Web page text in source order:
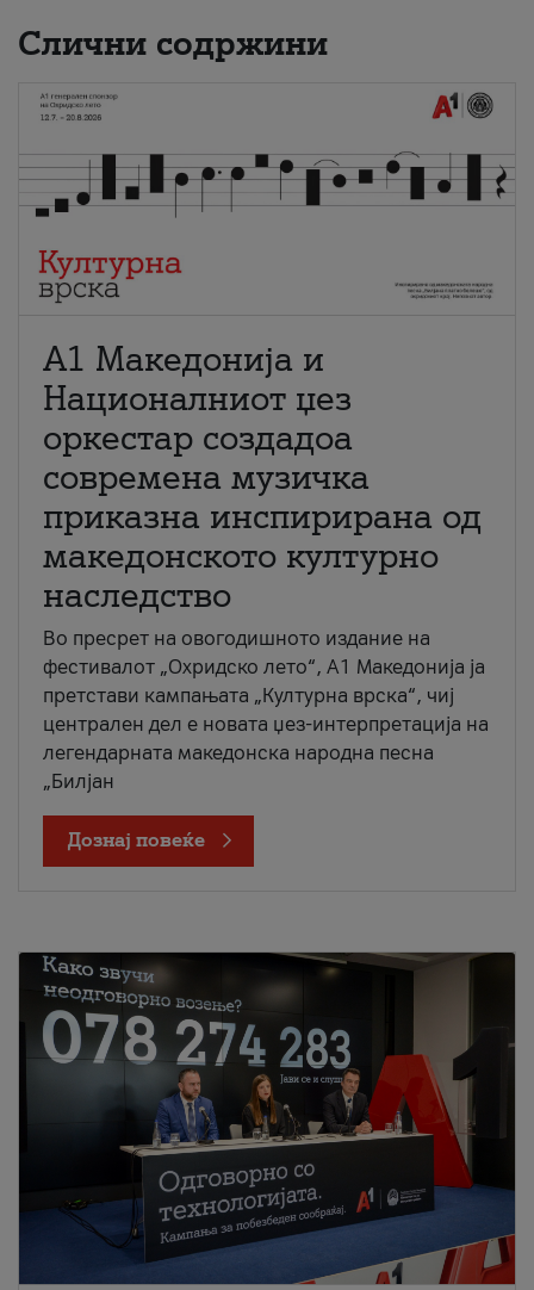
Слични содржини
А1 Македонија и
Националниот џез
оркестар создадоа
современа музичка
приказна инспирирана од
македонското културно
наследство
Во пресрет на овогодишното издание на
фестивалот „Охридско лето“, А1 Македонија ја
претстави кампањата „Културна врска“, чиј
централен дел е новата џез-интерпретација на
легендарната македонска народна песна
„Билјан
Дознај повеќе